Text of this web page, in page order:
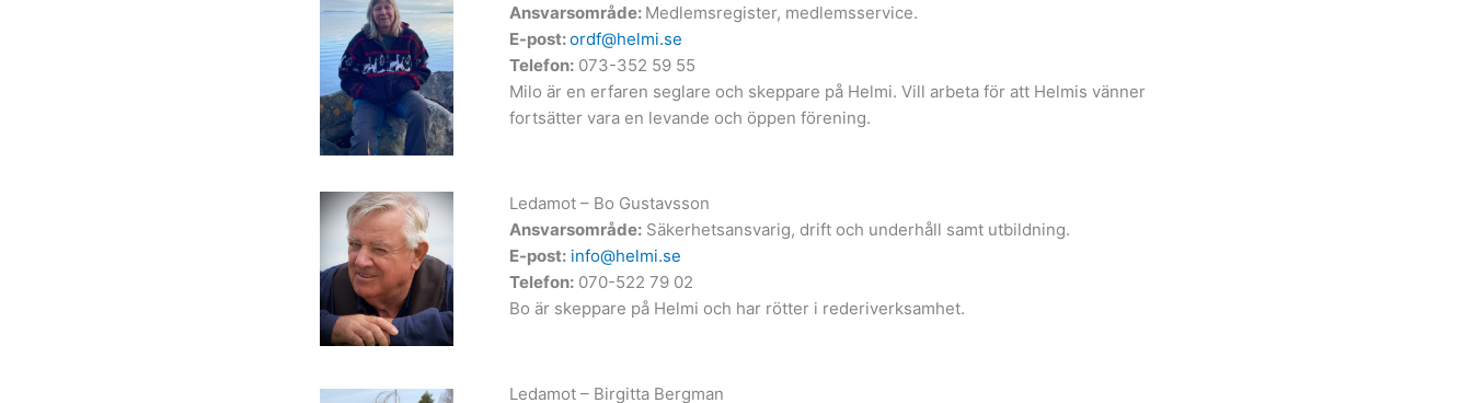
Ansvarsområde: Medlemsregister, medlemsservice.
E-post:ordf@helmi.se
Telefon:073-352 59 55
Milo är en erfaren seglare och skeppare på Helmi. Vill arbeta för att Helmis vänner
fortsätter vara en levande och öppen förening.
Ledamot – Bo Gustavsson
Ansvarsområde:Säkerhetsansvarig, drift och underhåll samt utbildning.
E-post: info@helmi.se
Telefon:070-522 79 02
Bo är skeppare på Helmi och har rötter i rederiverksamhet.
Ledamot – Birgitta Bergman